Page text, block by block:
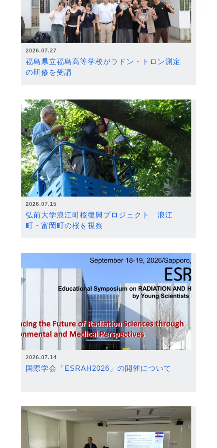
2026.07.27
福島県立福島高等学校がラドン・トロン測定
の研修を受講
2026.07.15
弘前大学浪江町桜復興プロジェクト 浪江
町・富岡町の桜を視察
2026.07.14
国際学会「ESRAH2026」の開催について